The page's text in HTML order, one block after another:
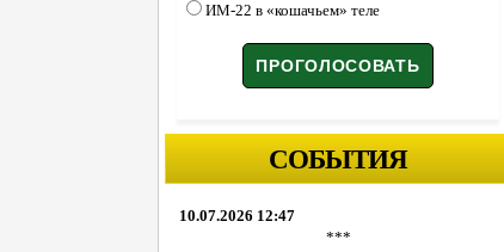
ИМ-22 в «кошачьем» теле
СОБЫТИЯ
10.07.2026 12:47
***